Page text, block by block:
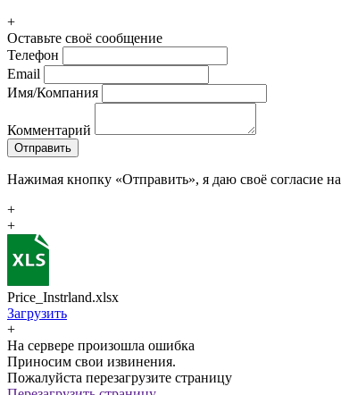
+
Оставьте своё сообщение
Телефон
Email
Имя/Компания
Комментарий
Отправить
Нажимая кнопку «Отправить», я даю своё согласие на
+
+
Price_Instrland.xlsx
Загрузить
+
На сервере произошла ошибка
Приносим свои извинения.
Пожалуйста перезагрузите страницу